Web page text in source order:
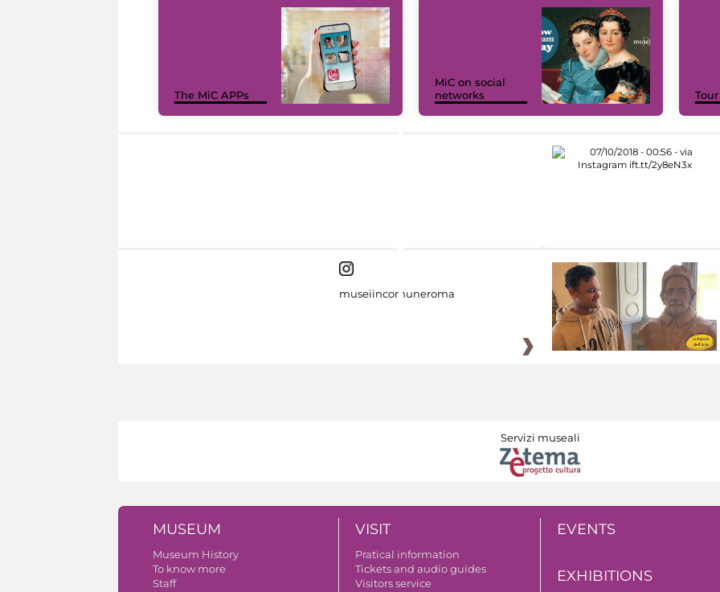
The MiC APPs
MiC on social
networks
museiincomuneroma
Servizi museali
MUSEUM
Museum History
To know more
Staff
VISIT
Pratical information
Tickets and audio guides
Visitors service
EVENTS
EXHIBITIONS